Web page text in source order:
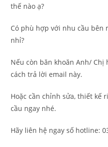
thế nào ạ?
Có phù hợp với nhu cầu bên
nhỉ?
Nếu còn băn khoăn Anh/
cách trả lời email này.
Hoặc cần chỉnh sửa, thiết kế
cầu ngay nhé.
Hãy liên hệ ngay số hotline: